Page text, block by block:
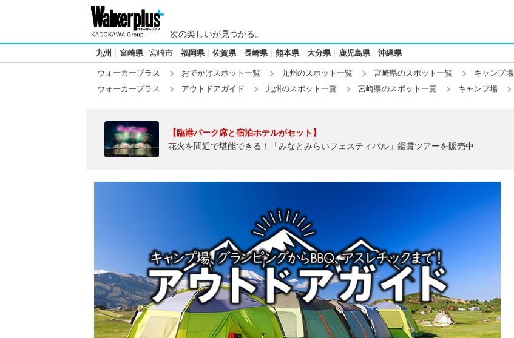
次の楽しいが見つかる。
九州 宮崎県 宮崎市 福岡県 佐賀県 長崎県 熊本県 大分県 鹿児島県 沖縄県
ウォーカープラス おでかけスポット一覧 九州のスポット一覧 宮崎県のスポット一覧 キャンプ場
ウォーカープラス
アウトドアガイド 九州のスポット一覧 宮崎県のスポット一覧 キャンプ場
【臨港パーク席と宿泊ホテルがセット】
花火を間近で堪能できる！「みなとみらいフェスティバル」鑑賞ツアーを販売中